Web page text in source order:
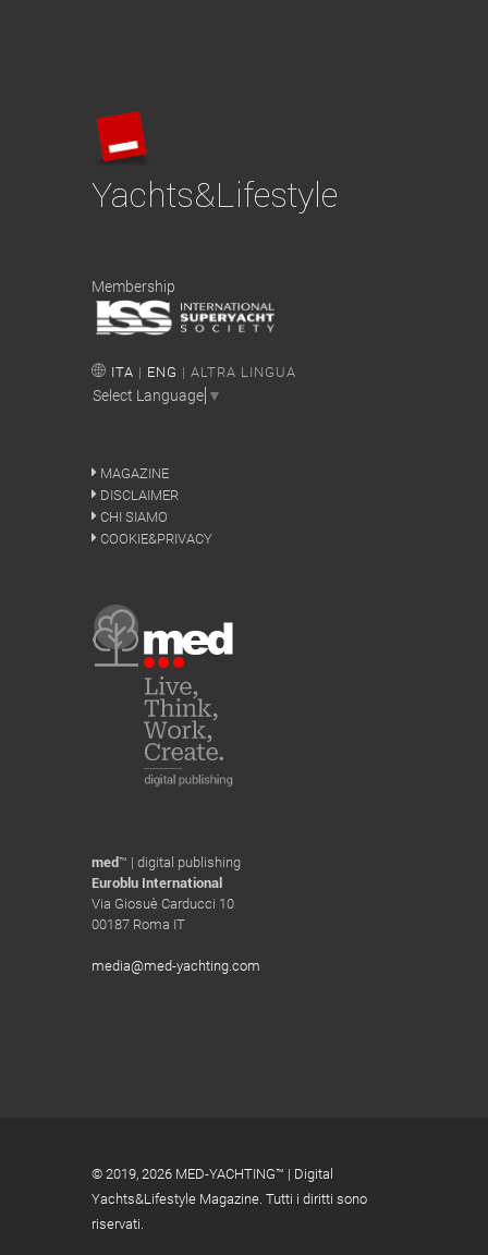
Yachts&Lifestyle
Membership
ITA | ENG | ALTRA LINGUA
Select Language ▼
MAGAZINE
DISCLAIMER
CHI SIAMO
COOKIE&PRIVACY
med™ | digital publishing
Euroblu International
Via Giosuè Carducci 10
00187 Roma IT
media@med-yachting.com
© 2019, 2026 MED-YACHTING™ | Digital
Yachts&Lifestyle Magazine. Tutti i diritti sono
riservati.